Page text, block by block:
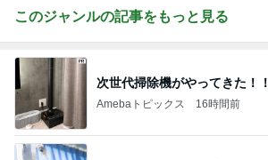
このジャンルの記事をもっと見る
次世代掃除機がやってきた！！
Amebaトピックス 16時間前